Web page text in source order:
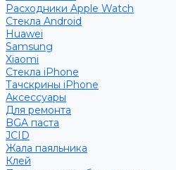
Расходники Apple Watch
Стекла Android
Huawei
Samsung
Xiaomi
Стекла iPhone
Тачскрины iPhone
Аксессуары
Для ремонта
BGA паста
JCID
Жала паяльника
Клей